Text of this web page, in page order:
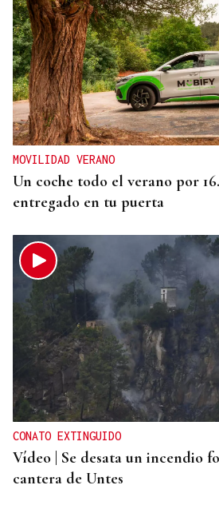
MOVILIDAD VERANO
Un coche todo el verano por
entregado en tu puerta
CONATO EXTINGUIDO
Vídeo | Se desata un incendio
cantera de Untes